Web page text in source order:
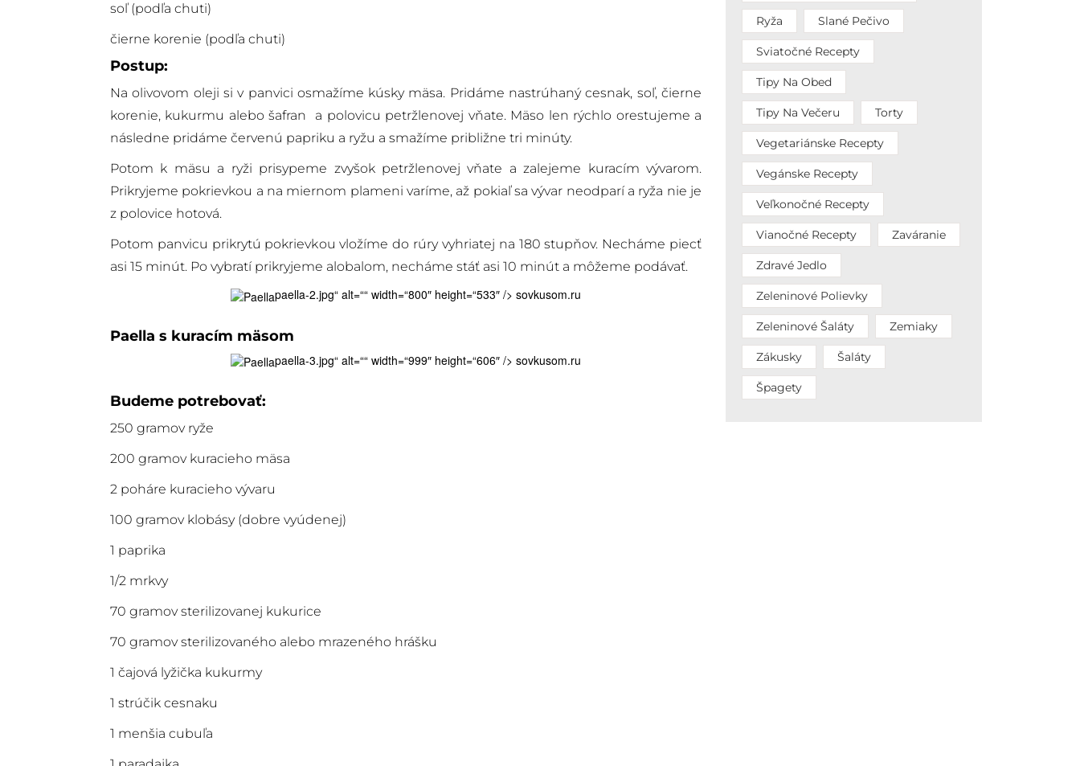
soľ (podľa chuti)
čierne korenie (podľa chuti)
Postup:
Na olivovom oleji si v panvici osmažíme kúsky mäsa. Pridáme nastrúhaný cesnak, soľ, čierne
korenie, kukurmu alebo šafran a polovicu petržlenovej vňate. Mäso len rýchlo orestujeme a
následne pridáme červenú papriku a ryžu a smažíme približne tri minúty.
Potom k mäsu a ryži prisypeme zvyšok petržlenovej vňate a zalejeme kuracím vývarom.
Prikryjeme pokrievkou a na miernom plameni varíme, až pokiaľ sa vývar neodparí a ryža nie je
z polovice hotová.
Potom panvicu prikrytú pokrievkou vložíme do rúry vyhriatej na 180 stupňov. Necháme piecť
asi 15 minút. Po vybratí prikryjeme alobalom, necháme stáť asi 10 minút a môžeme podávať.
paella-2.jpg“ alt=““ width=“800″ height=“533″ /> sovkusom.ru
Paella s kuracím mäsom
paella-3.jpg“ alt=““ width=“999″ height=“606″ /> sovkusom.ru
Budeme potrebovať:
250 gramov ryže
200 gramov kuracieho mäsa
2 poháre kuracieho vývaru
100 gramov klobásy (dobre vyúdenej)
1 paprika
1/2 mrkvy
70 gramov sterilizovanej kukurice
70 gramov sterilizovaného alebo mrazeného hrášku
1 čajová lyžička kukurmy
1 strúčik cesnaku
1 menšia cubuľa
Ryža Slané Pečivo
Sviatočné Recepty
Tipy Na Obed
Tipy Na Večeru Torty
Vegetariánske Recepty
Vegánske Recepty
Veľkonočné Recepty
Vianočné Recepty Zaváranie
Zdravé Jedlo
Zeleninové Polievky
Zeleninové Šaláty Zemiaky
Zákusky Šaláty
Špagety